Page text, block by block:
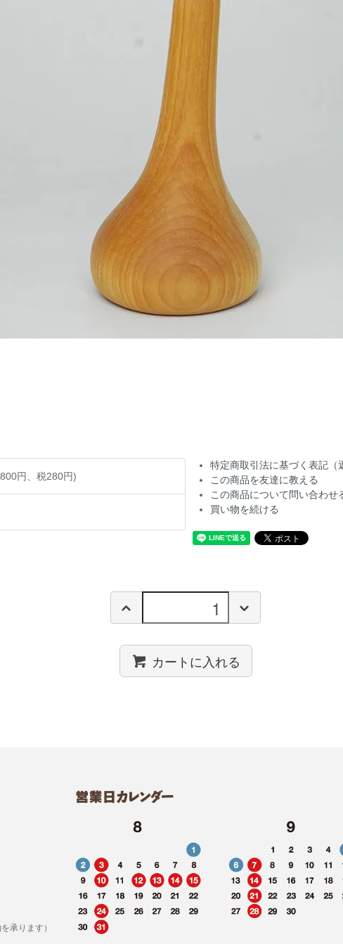
円、税280円)
特定商取引法に基づく表記（
この商品を友達に教える
この商品について問い合わせ
買い物を続ける
カートに入れる
承ります）